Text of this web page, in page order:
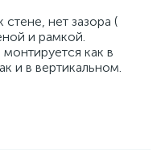
нет зазора (
и рамкой.
как в
и в вертикальном.